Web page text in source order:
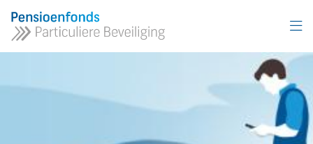
en
naar
inhoud
gaan